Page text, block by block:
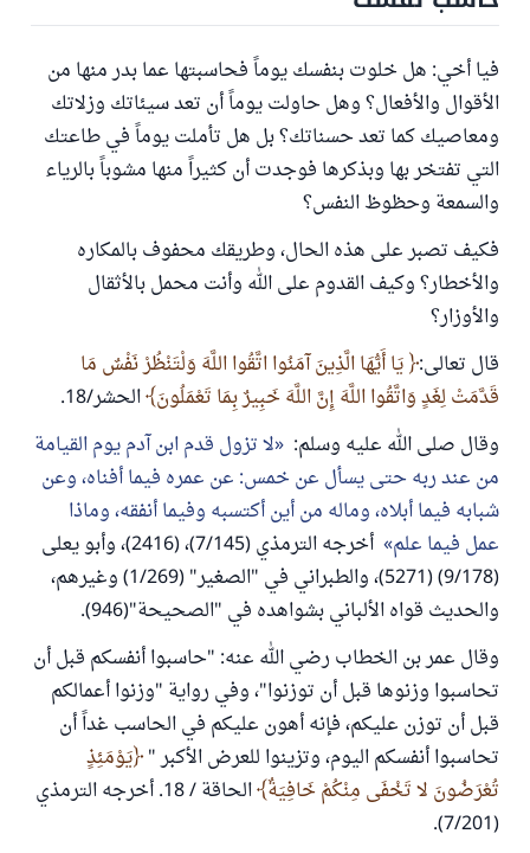
فيا أخي: هل خلوت بنفسك يوماً فحاسبتها عما بدر منها من
الأقوال والأفعال؟ وهل حاولت يوماً أن تعد سيئاتك وزلاتك
ومعاصيك كما تعد حسناتك؟ بل هل تأملت يوماً في طاعتك
التي تفتخر بها وبذكرها فوجدت أن كثيراً منها مشوباً بالرياء
والسمعة وحظوظ النفس؟
فكيف تصبر على هذه الحال، وطريقك محفوف بالمكاره
والأخطار؟ وكيف القدوم على الله وأنت محمل بالأثقال
والأوزار؟
قال تعالى: يَا أَيُّهَا الَّذِينَ آمَنُوا اتَّقُوا اللَّهَ وَلْتَنْظُرْ نَفْسٌ مَا
قَدَّمَتْ لِغَدٍ وَاتَّقُوا اللَّهَ إِنَّ اللَّهَ خَبِيرٌ بِمَا تَعْمَلُونَ الحشر/18.
وقال صلى الله عليه وسلم: لا تزول قدم ابن آدم يوم القيامة
من عند ربه حتى يسأل عن خمس: عن عمره فيما أفناه، وعن
شبابه فيما أبلاه، وماله من أين أكتسبه وفيما أنفقه، وماذا
عمل فيما علم
أخرجه الترمذي (7/145)، (2416)، وأبو يعلى
(9/178) (5271)، والطبراني في "الصغير" (1/269) وغيرهم،
والحديث قواه الألباني بشواهده في "الصحيحة"(946).
وقال عمر بن الخطاب رضي الله عنه: "حاسبوا أنفسكم قبل أن
تحاسبوا وزنوها قبل أن توزنوا"، وفي رواية "وزنوا أعمالكم
قبل أن توزن عليكم، فإنه أهون عليكم في الحاسب غداً أن
تحاسبوا أنفسكم اليوم، وتزينوا للعرض الأكبر " يَوْمَئِذٍ
تُعْرَضُونَ لا تَخْفَى مِنْكُمْ خَافِيَةٌ
الحاقة / 18. أخرجه الترمذي
(7/201).